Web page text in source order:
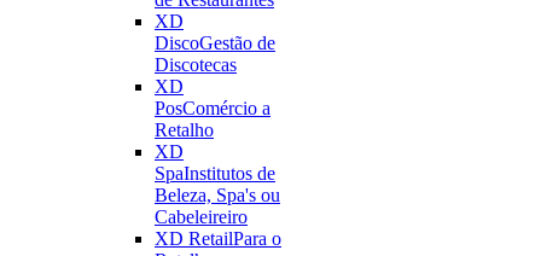
XD
DiscoGestão de
Discotecas
XD
PosComércio a
Retalho
XD
SpaInstitutos de
Beleza, Spa's ou
Cabeleireiro
XD RetailPara o